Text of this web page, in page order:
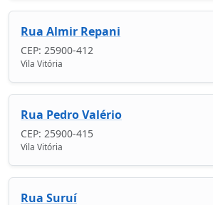
Rua Almir Repani
CEP: 25900-412
Vila Vitória
Rua Pedro Valério
CEP: 25900-415
Vila Vitória
Rua Suruí